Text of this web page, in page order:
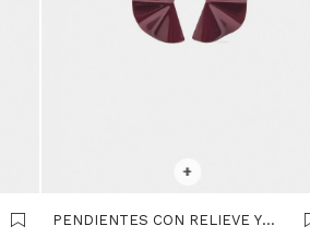
+
PENDIENTES CON RELIEVE Y